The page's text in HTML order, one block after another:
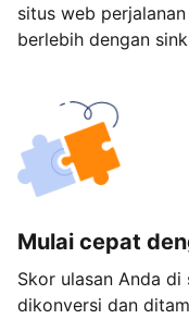
situs web
berlebih dengan
Mulai cepat
Skor ulasan Anda
dikonversi dan